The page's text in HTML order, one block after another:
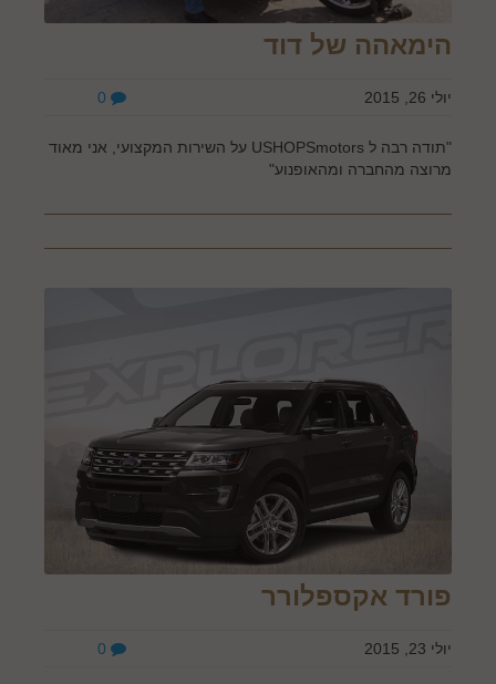
הימאהה של דוד
יולי 26, 2015
"תודה רבה ל USHOPSmotors על השירות המקצועי, אני מאוד
מרוצה מהחברה ומהאופנוע"
פורד אקספלורר
יולי 23, 2015